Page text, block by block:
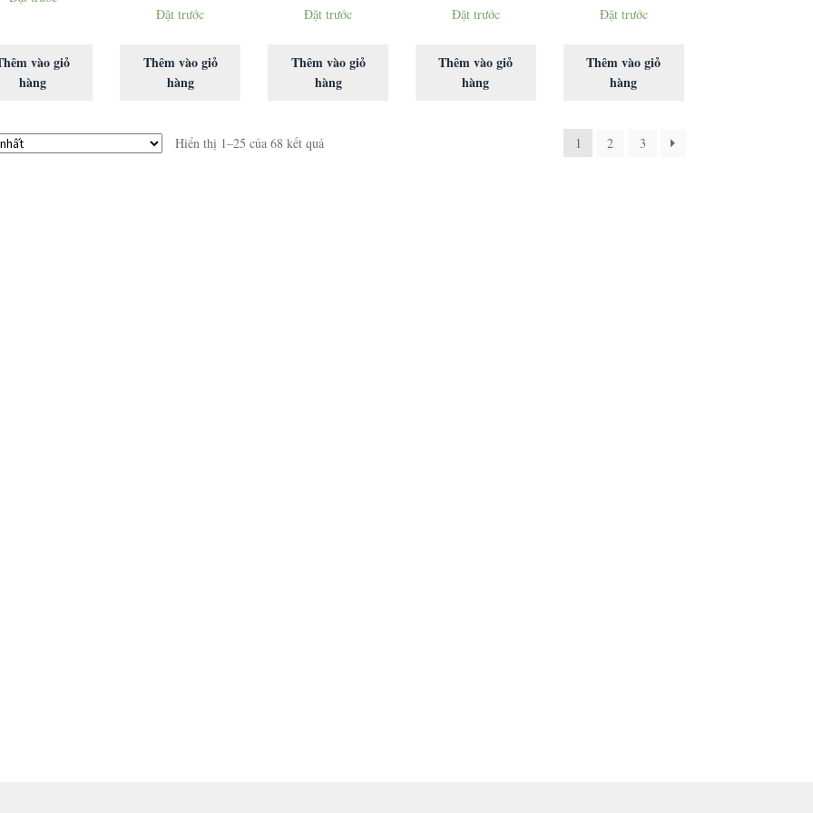
vào giỏ
hàng
Đặt trước
Thêm vào giỏ
hàng
Đặt trước
Thêm vào giỏ
hàng
Đặt trước
Thêm vào giỏ
hàng
Đặt trước
Thêm vào giỏ
hàng
Hiển thị 1–25 của 68 kết quả 1 2 3